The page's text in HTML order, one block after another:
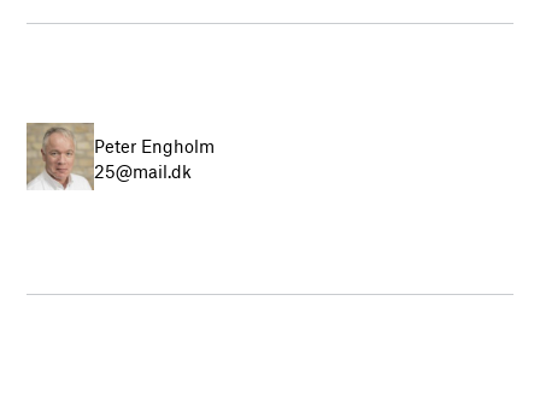
Peter Engholm
25@mail.dk